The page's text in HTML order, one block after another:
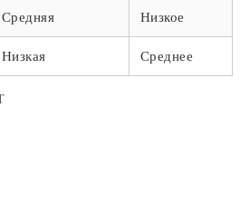
Средняя Низкое
Низкая Среднее